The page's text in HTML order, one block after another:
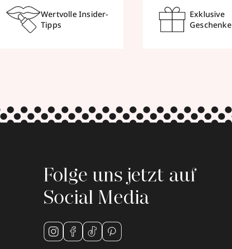
Wertvolle Insider-
Tipps
Exklusive
Geschenke
Folge uns jetzt auf
Social Media